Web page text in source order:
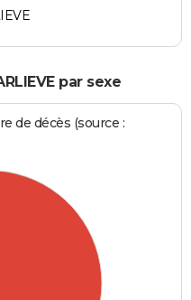
par sexe
de décès (source :